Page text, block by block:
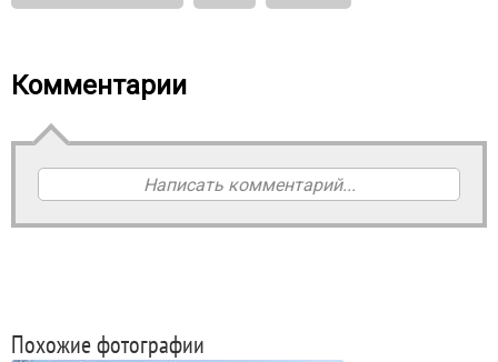
Комментарии
Написать комментарий...
Похожие фотографии